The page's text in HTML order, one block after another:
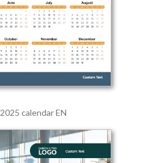
2025 calendar EN